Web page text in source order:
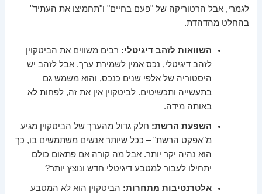
לגמרי, אבל הרטוריקה של "פעם בחיים" ו"תחמיצו את העתיד"
בהחלט מהדהדת.
השוואות לזהב דיגיטלי: רבים משווים את הביטקוין
לזהב דיגיטלי, נכס אמין לשמירת ערך. אבל לזהב יש
היסטוריה של אלפי שנים כנכס, והוא משמש גם
בתעשייה ותכשיטים. לביטקוין אין את זה, לפחות לא
באותה מידה.
השפעת הרשת: חלק גדול מהערך של הביטקוין מגיע
מ"אפקט הרשת" – ככל שיותר אנשים משתמשים בו, כך
הוא נהיה יקר יותר. אבל מה קורה אם פתאום כולם
יתחילו לעבור למטבע דיגיטלי חדש ונוצץ יותר?
אלטרנטיבות מתחרות: הביטקוין הוא לא המטבע